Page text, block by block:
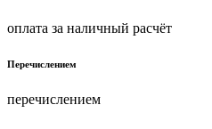
оплата за наличный расчёт
Перечислением
перечислением